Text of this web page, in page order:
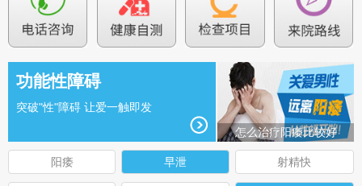
功能性障碍
突破"性"障碍 让爱一触即发
怎么治疗阳痿比较好
阳痿 早泄 射精快